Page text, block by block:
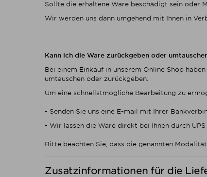
Sollte die erhaltene Ware beschädigt sein oder
Wir werden uns dann umgehend mit Ihnen in
Kann ich die Ware zurückgeben oder
Bei einem Einkauf in unserem Online Shop
umtauschen oder zurückgeben.
Um eine schnellstmögliche Bearbeitung zu
- Senden Sie uns eine E-mail mit Ihrer
- Wir lassen die Ware direkt bei Ihnen durch
Bitte beachten Sie, dass die genannten
Zusatzinformationen für die